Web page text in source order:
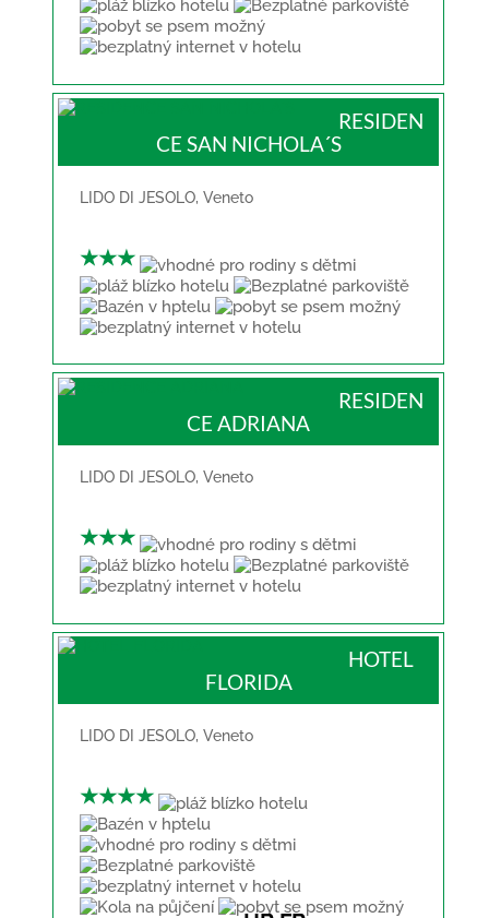
RESIDEN
CE SAN NICHOLA´S
LIDO DI JESOLO, Veneto
★★★
RESIDEN
CE ADRIANA
LIDO DI JESOLO, Veneto
★★★
HOTEL
FLORIDA
LIDO DI JESOLO, Veneto
★★★★